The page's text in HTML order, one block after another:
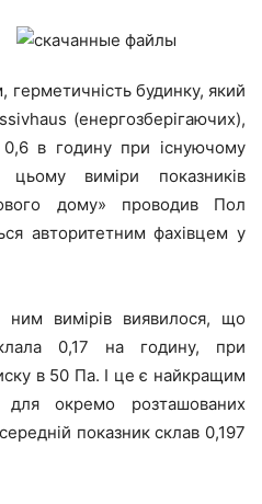
герметичність будинку, який
(енергозберігаючих),
в годину при існуючому
виміри показників
дому» проводив Пол
авторитетним фахівцем у
ним вимірів виявилося, що
0,17 на годину, при
в 50 Па. І це є найкращим
для окремо розташованих
середній показник склав 0,197